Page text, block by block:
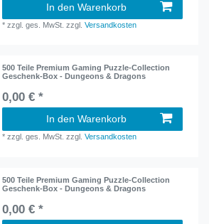
In den Warenkorb
*zzgl. ges. MwSt. zzgl.Versandkosten
500 Teile Premium Gaming Puzzle-Collection
Geschenk-Box - Dungeons & Dragons
0,00 € *
In den Warenkorb
*zzgl. ges. MwSt. zzgl.Versandkosten
500 Teile Premium Gaming Puzzle-Collection
Geschenk-Box - Dungeons & Dragons
0,00 € *